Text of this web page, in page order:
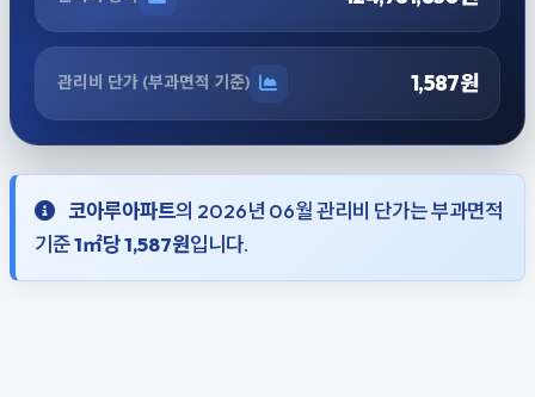
관리비 단가 (부과면적 기준) 1,587원
코아루아파트의 2026년 06월 관리비 단가는 부과면적
기준1㎡당 1,587원입니다.